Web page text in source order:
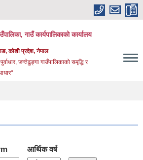
गाउँ कार्यपालिकाको कार्यालय
कोशी प्रदेश, नेपाल
जन्तेढुङ्गा गाउँपालिकाको समृद्धि र
आर्थिक वर्ष